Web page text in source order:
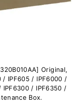
Original,
/ IPF605 / IPF6000 /
IPF6300 / IPF6350 /
Box.